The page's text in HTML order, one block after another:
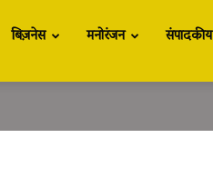
बिज़नेस मनोरंजन संपादकीय